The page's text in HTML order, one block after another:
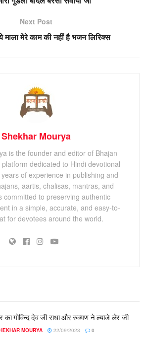
Next Post
माला मेरे काम की नहीं है भजन लिरिक्स
Shekhar Mourya
is the founder and editor of Bhajan
dedicated to Hindi devotional
of experience in publishing and
aartis, chalisas, mantras, and
committed to preserving authentic
in a simple, accurate, and easy-to-
for devotees around the world.
का गोविन्द देव जी राधा और रुक्मण ने ल्याजे लेर जी
MOURYA 22/09/2023 0